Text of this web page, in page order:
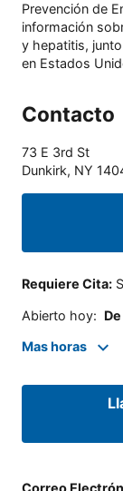
Prevención de
información
y hepatitis,
en Estados
Contacto
73 E 3rd St
Dunkirk, NY
Requiere Cita:
Abierto hoy:
Mas horas
Correo